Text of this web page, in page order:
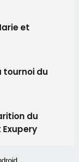
et
tournoi du
du